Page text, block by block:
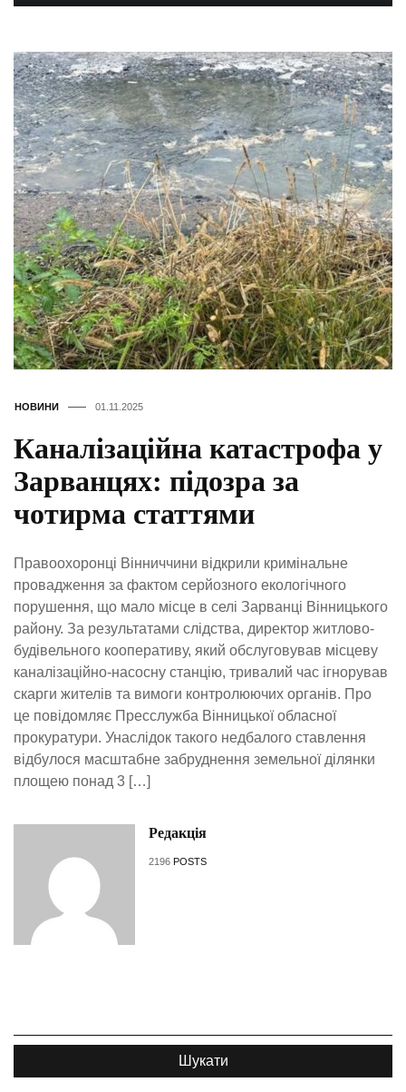
НОВИНИ 01.11.2025
Каналізаційна катастрофа у
Зарванцях: підозра за
чотирма статтями
Правоохоронці Вінниччини відкрили кримінальне
провадження за фактом серйозного екологічного
порушення, що мало місце в селі Зарванці Вінницького
району. За результатами слідства, директор житлово-
будівельного кооперативу, який обслуговував місцеву
каналізаційно-насосну станцію, тривалий час ігнорував
скарги жителів та вимоги контролюючих органів. Про
це повідомляє Пресслужба Вінницької обласної
прокуратури. Унаслідок такого недбалого ставлення
відбулося масштабне забруднення земельної ділянки
площею понад 3 […]
Редакція
2196 POSTS